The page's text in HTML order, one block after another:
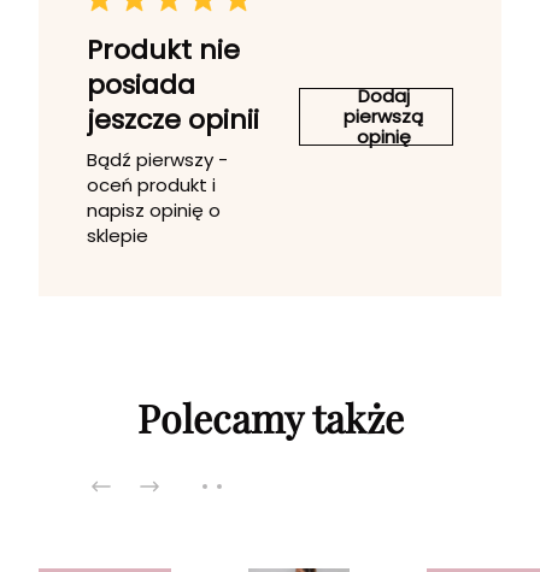
Produkt nie
posiada
jeszcze opinii
Bądź pierwszy -
oceń produkt i
napisz opinię o
sklepie
Dodaj
pierwszą
opinię
Polecamy także